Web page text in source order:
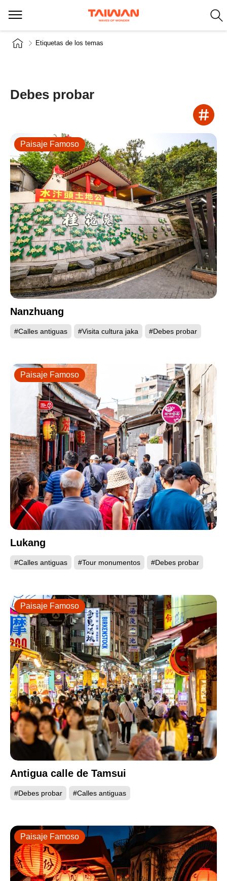
Etiquetas de los temas
Debes probar
Nanzhuang
#Calles antiguas #Visita cultura jaka #Debes probar
Paisaje Famoso
Lukang
#Calles antiguas #Tour monumentos #Debes probar
Paisaje Famoso
Antigua calle de Tamsui
#Debes probar #Calles antiguas
Paisaje Famoso
Paisaje Famoso